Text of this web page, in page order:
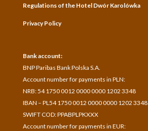
Regulations of the Hotel Dwór Karolówka
Privacy Policy
Bank account:
BNP Paribas Bank Polska S.A.
Account number for payments in PLN:
NRB: 54 1750 0012 0000 0000 1202 3348
IBAN – PL54 1750 0012 0000 0000 1202 3348
SWIFT COD: PPABPLPKXXX
Account number for payments in EUR: